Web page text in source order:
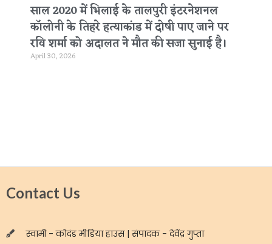
साल 2020 में भिलाई के तालपुरी इंटरनेशनल
कॉलोनी के तिहरे हत्याकांड में दोषी पाए जाने पर
रवि शर्मा को अदालत ने मौत की सजा सुनाई है।
April 30, 2026
Contact Us
स्वामी - कोदंड मीडिया हाउस | संपादक - देवेंद्र गुप्ता